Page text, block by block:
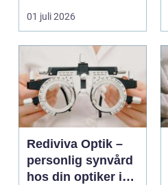
för...
01 juli 2026
Rediviva Optik –
personlig synvård
hos din optiker i